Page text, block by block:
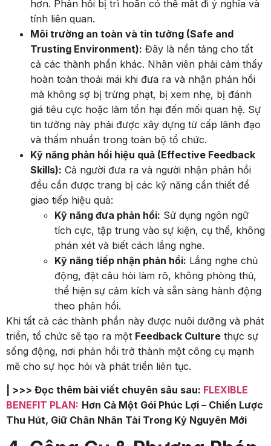
hơn. Phản hồi bị trì hoãn có thể mất đi ý nghĩa và
tính liên quan.
Môi trường an toàn và tin tưởng (Safe and
Trusting Environment): Đây là nền tảng cho tất
cả các thành phần khác. Nhân viên phải cảm thấy
hoàn toàn thoải mái khi đưa ra và nhận phản hồi
mà không sợ bị trừng phạt, bị xem nhẹ, bị đánh
giá tiêu cực hoặc làm tổn hại đến mối quan hệ. Sự
tin tưởng này phải được xây dựng từ cấp lãnh đạo
và thấm nhuần trong toàn bộ tổ chức.
Kỹ năng phản hồi hiệu quả (Effective Feedback
Skills): Cả người đưa ra và người nhận phản hồi
đều cần được trang bị các kỹ năng cần thiết để
giao tiếp hiệu quả:
Kỹ năng đưa phản hồi: Sử dụng ngôn ngữ
tích cực, tập trung vào sự kiện, cụ thể, không
phán xét và biết cách lắng nghe.
Kỹ năng tiếp nhận phản hồi: Lắng nghe chủ
động, đặt câu hỏi làm rõ, không phòng thủ,
thể hiện sự cảm kích và sẵn sàng hành động
theo phản hồi.
Khi tất cả các thành phần này được nuôi dưỡng và phát
triển, tổ chức sẽ tạo ra một Feedback Culture thực sự
sống động, nơi phản hồi trở thành một công cụ mạnh
mẽ cho sự học hỏi và phát triển liên tục.
| >>> Đọc thêm bài viết chuyên sâu sau: FLEXIBLE
BENEFIT PLAN: Hơn Cả Một Gói Phúc Lợi – Chiến Lược
Thu Hút, Giữ Chân Nhân Tài Trong Kỷ Nguyên Mới